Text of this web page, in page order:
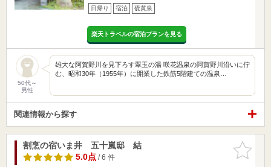
日帰り 宿泊 硫黄泉
楽天トラベルの宿泊プランを見る
50代～
男性
雄大な阿賀野川を見下ろす翠玉の湯 咲花温泉の阿賀野川沿いに佇
む、昭和30年（1955年）に開業した鉄筋5階建ての温泉…
関連情報から探す
お気に入
りに追加
割烹の宿いま井 五十嵐邸 結
5.0点/ 6 件